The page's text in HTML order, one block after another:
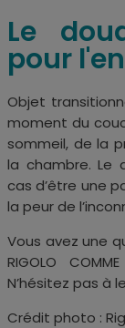
Le
pour
Objet
moment du
sommeil, de la
la chambre. Le
cas d’être une
la peur de
Vous avez une
RIGOLO
N’hésitez pas à
Crédit photo :